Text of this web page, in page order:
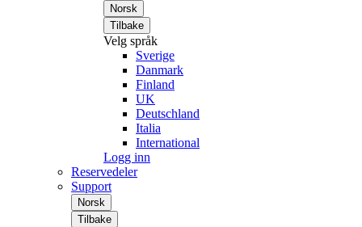
Norsk
Tilbake
Velg språk
Sverige
Danmark
Finland
UK
Deutschland
Italia
International
Logg inn
Reservedeler
Support
Norsk
Tilbake